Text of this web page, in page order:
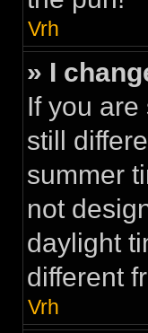
Vrh
» I
If you
still
summer
not
daylight
different
Vrh